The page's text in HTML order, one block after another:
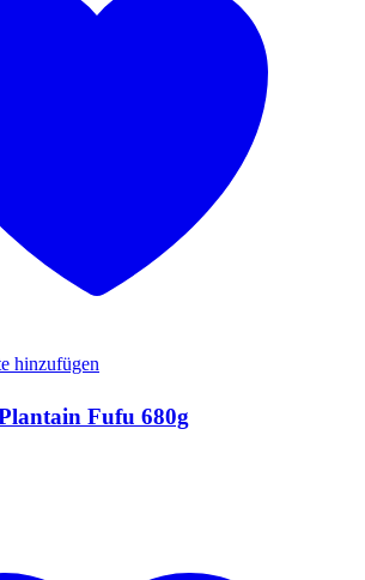
hinzufügen
Fufu 680g